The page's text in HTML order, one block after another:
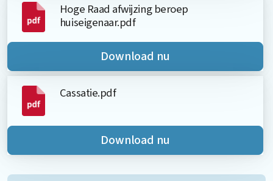
Hoge Raad afwijzing beroep
huiseigenaar.pdf
Download nu
Cassatie.pdf
Download nu